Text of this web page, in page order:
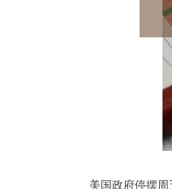
美国政府停摆周